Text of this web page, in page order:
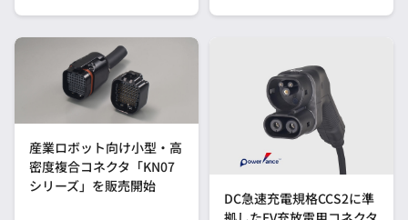
産業ロボット向け小型・高
密度複合コネクタ「KN07
シリーズ」を販売開始
DC急速充電規格CCS2に準